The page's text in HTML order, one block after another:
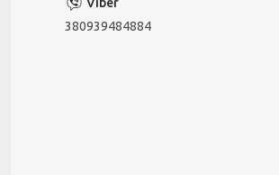
380939484884